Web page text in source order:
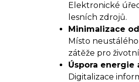
Elektronické
lesních zdrojů.
Minimalizace
Místo
zátěže pro
Úspora energie
Digitalizace